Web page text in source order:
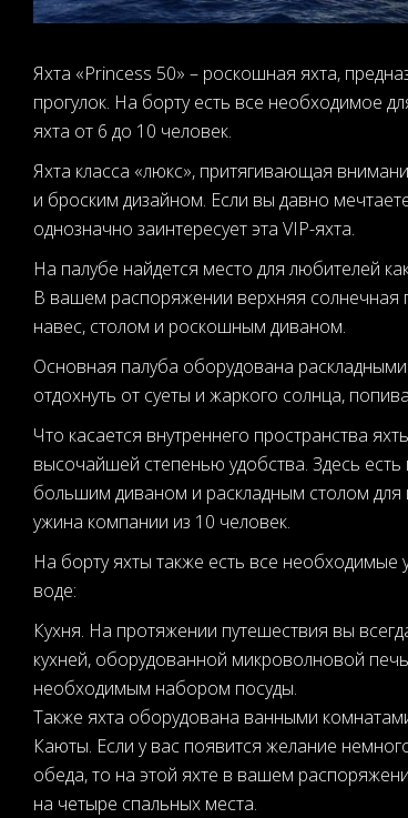
Яхта «Princess 50» – роскошная яхта,
прогулок. На борту есть все необходимое
яхта от 6 до 10 человек.
Яхта класса «люкс», притягивающая
и броским дизайном. Если вы давно
однозначно заинтересует эта VIP-яхта.
На палубе найдется место для любителей
В вашем распоряжении верхняя
навес, столом и роскошным диваном.
Основная палуба оборудована
отдохнуть от суеты и жаркого солнца,
Что касается внутреннего пространства
высочайшей степенью удобства. Здесь
большим диваном и раскладным столом для
ужина компании из 10 человек.
На борту яхты также есть все необходимые
воде:
Кухня. На протяжении путешествия вы
кухней, оборудованной микроволновой
необходимым набором посуды.
Также яхта оборудована ванными
Каюты. Если у вас появится желание
обеда, то на этой яхте в вашем
на четыре спальных места.